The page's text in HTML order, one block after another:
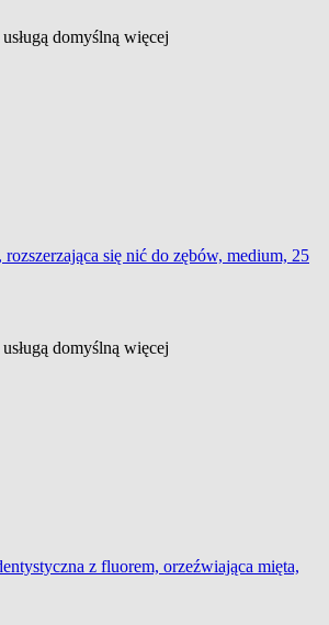
domyślną więcej
rozszerzająca się nić do zębów, medium, 25
domyślną więcej
z fluorem, orzeźwiająca mięta,